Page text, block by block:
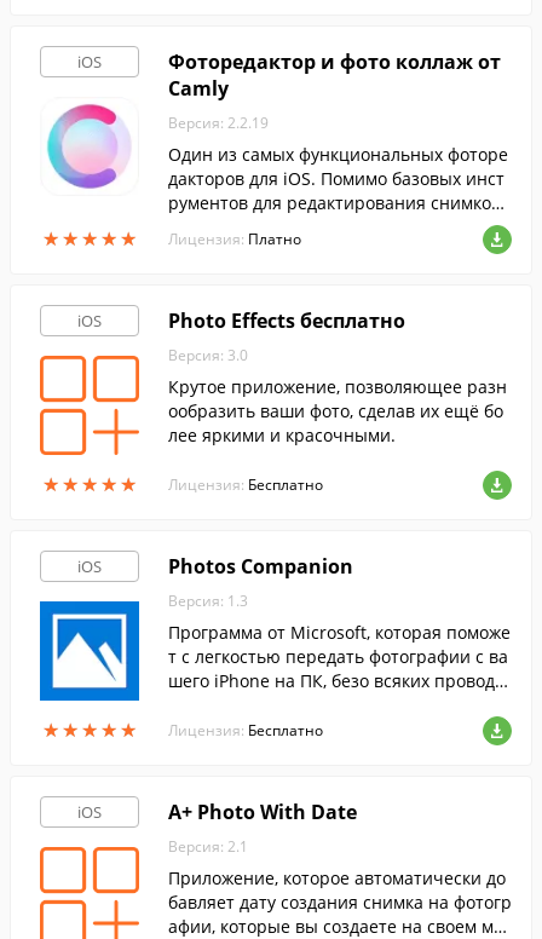
iOS
★★★★★
★★★★★
Фоторедактор и фото коллаж от
Camly
Версия: 2.2.19
Один из самых функциональных фоторе
дакторов для iOS. Помимо базовых инст
рументов для редактирования снимков,
программа включает в себя более 150 у
никальных фильтров иэффектов.
Лицензия: Платно
iOS
★★★★★
★★★★★
Photo Effects бесплатно
Версия: 3.0
Крутое приложение, позволяющее разн
ообразить ваши фото, сделав их ещё бо
лее яркими и красочными.
Лицензия: Бесплатно
iOS
★★★★★
★★★★★
Photos Companion
Версия: 1.3
Программа от Microsoft, которая поможе
т с легкостью передать фотографии с ва
шего iPhone на ПК, безо всяких проводо
Лицензия: Бесплатно
iOS A+ Photo With Date
Версия: 2.1
Приложение, которое автоматически до
бавляет дату создания снимка на фотогр
афии, которые вы создаете на своем мо